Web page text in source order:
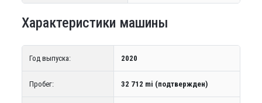
Характеристики машины
Год выпуска: 2020
Пробег: 32 712 mi (подтвержден)